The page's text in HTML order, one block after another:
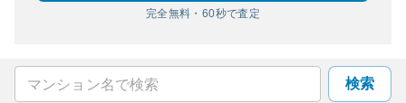
完全無料・60秒で査定
検索